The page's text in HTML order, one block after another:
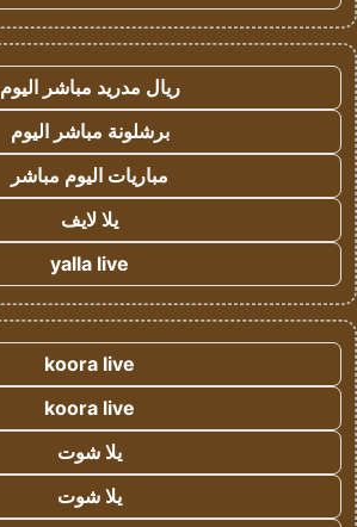
ريال مدريد مباشر اليوم
برشلونة مباشر اليوم
مباريات اليوم مباشر
يلا لايف
yalla live
koora live
koora live
يلا شوت
يلا شوت